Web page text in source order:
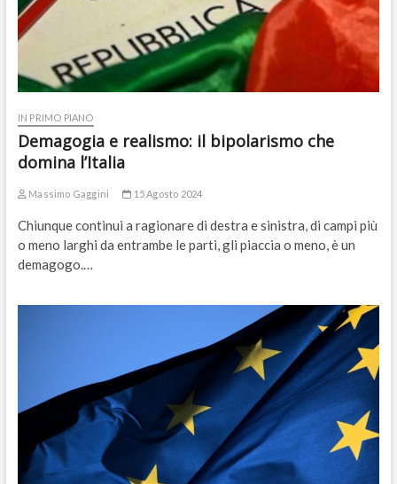
IN PRIMO PIANO
Demagogia e realismo: il bipolarismo che
domina l’Italia
Massimo Gaggini 15 Agosto 2024
Chiunque continui a ragionare di destra e sinistra, di campi più
o meno larghi da entrambe le parti, gli piaccia o meno, è un
demagogo.…